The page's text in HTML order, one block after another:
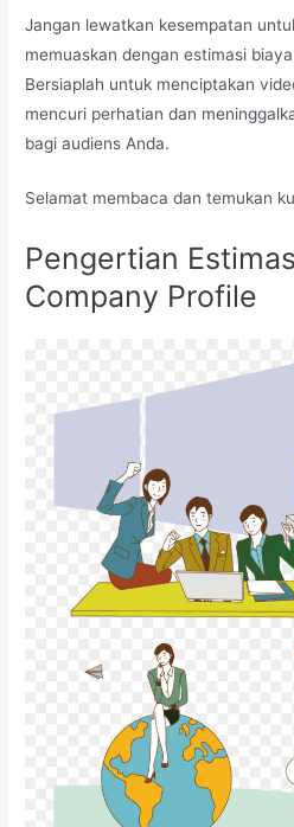
Jangan lewatkan kesempatan
memuaskan dengan estimasi
Bersiaplah untuk menciptakan
mencuri perhatian dan
bagi audiens Anda.
Selamat membaca dan temukan
Pengertian
Company Profile